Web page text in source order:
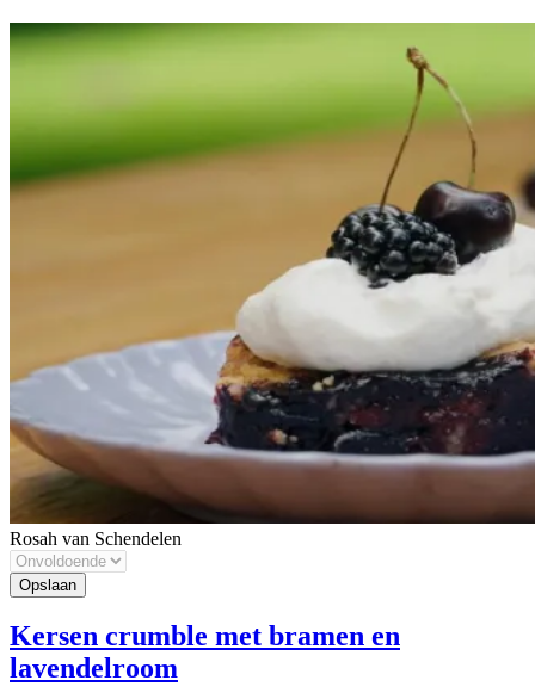
Rosah van Schendelen
Kersen crumble met bramen en
lavendelroom